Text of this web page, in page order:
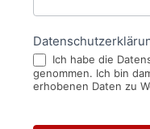
Ich habe die
genommen. Ich bin
erhobenen Daten zu